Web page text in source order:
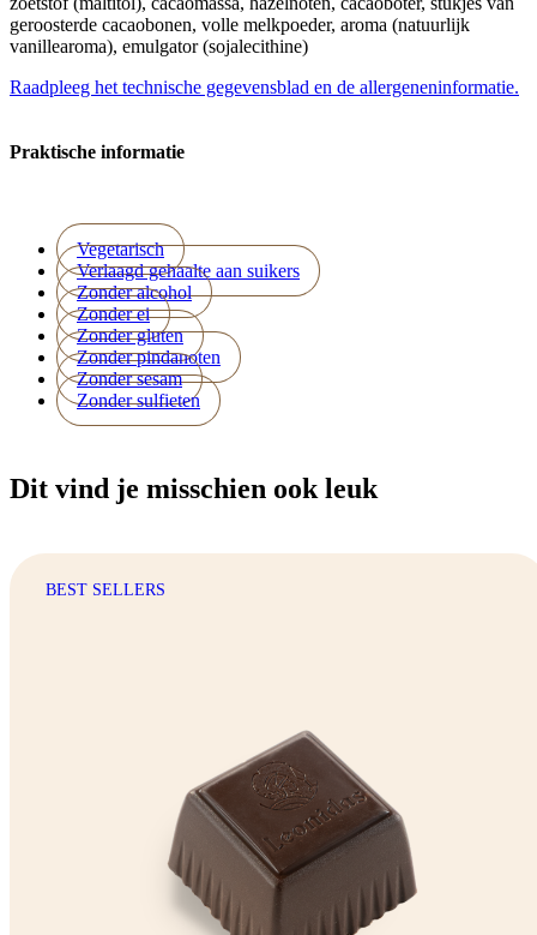
geroosterde cacaobonen, volle melkpoeder, aroma (natuurlijk
vanillearoma), emulgator (sojalecithine)
Raadpleeg het technische gegevensblad en de allergeneninformatie.
Praktische informatie
Vegetarisch
Verlaagd gehaalte aan suikers
Zonder alcohol
Zonder ei
Zonder gluten
Zonder pindanoten
Zonder sesam
Zonder sulfieten
Dit vind je misschien ook leuk
BEST SELLERS